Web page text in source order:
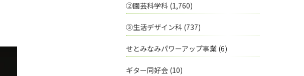
②園芸科学科 (1,760)
③生活デザイン科 (737)
せとみなみパワーアップ事業 (6)
ギター同好会 (10)